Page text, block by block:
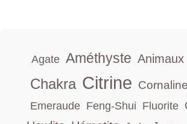
Agate Améthyste Animaux
Chakra Citrine Cornaline
Emeraude Feng-Shui Fluorite